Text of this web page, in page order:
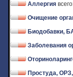
Аллергия
Очищение
Биодобавки,
Заболевания
Простуда,